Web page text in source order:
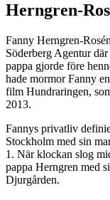
Herngren-
Fanny Herngren-
Söderberg Agentur
pappa gjorde före
hade mormor Fanny
film Hundraringen,
2013.
Fannys privatliv
Stockholm med sin
1. När klockan slog
pappa Herngren med
Djurgården.